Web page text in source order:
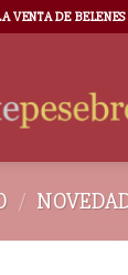
VENTA DE BELENES
/